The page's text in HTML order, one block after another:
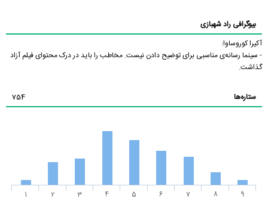
بیوگرافی راد شهبازی
آکیرا کوروساوا:
- سینما رسانه‌ی مناسبی برای توضیح دادن نیست. مخاطب را باید در درک محتوای فیلم آزاد
گذاشت.
ستاره‌ها 754
1 2 3 4 5 6 7 8 9